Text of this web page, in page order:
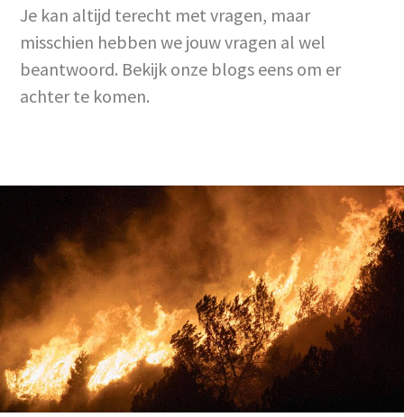
Je kan altijd terecht met vragen, maar
misschien hebben we jouw vragen al wel
beantwoord. Bekijk onze blogs eens om er
achter te komen.